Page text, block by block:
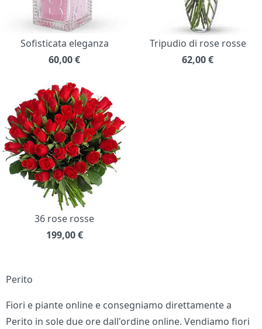
Sofisticata eleganza
60,00€
Tripudio di rose rosse
62,00€
36 rose rosse
199,00 €
Perito
Fiori e piante online e consegniamo direttamente a
Perito in sole due ore dall'ordine online. Vendiamo fiori